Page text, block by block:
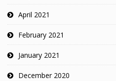
April 2021
February 2021
January 2021
December 2020